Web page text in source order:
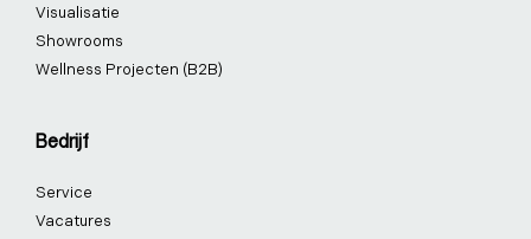
Visualisatie
Showrooms
Wellness Projecten (B2B)
Bedrijf
Service
Vacatures